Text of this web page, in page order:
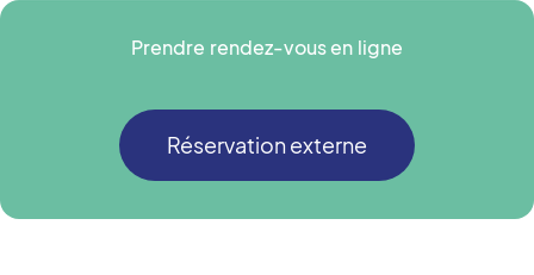
Prendre rendez-vous en ligne
Réservation externe